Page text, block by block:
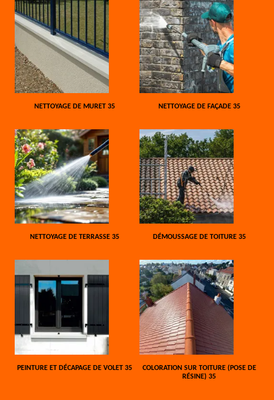
NETTOYAGE DE MURET 35 NETTOYAGE DE FAÇADE 35
NETTOYAGE DE TERRASSE 35 DÉMOUSSAGE DE TOITURE 35
PEINTURE ET DÉCAPAGE DE VOLET 35
COLORATION SUR TOITURE (POSE DE
RÉSINE) 35